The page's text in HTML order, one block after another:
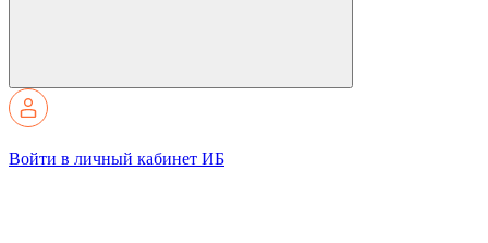
Войти в личный кабинет ИБ